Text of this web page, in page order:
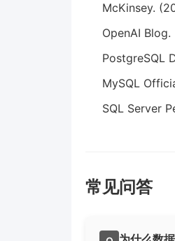
McKinsey.
OpenAI
PostgreSQL
MySQL
SQL Server
常见问答